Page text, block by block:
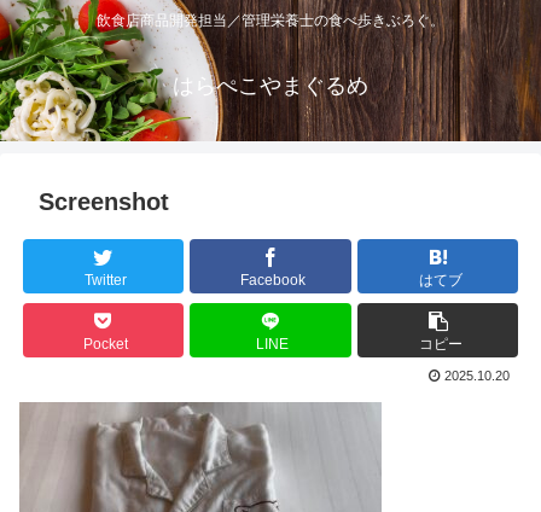
飲食店商品開発担当／管理栄養士の食べ歩きぶろぐ。
はらぺこやまぐるめ
Screenshot
Twitter Facebook はてブ
Pocket LINE コピー
2025.10.20